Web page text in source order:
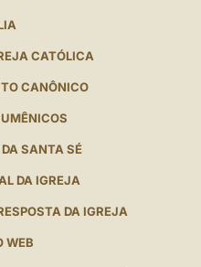
CATÓLICA
CANÔNICO
SANTA SÉ
DA IGREJA
DA IGREJA
WEB